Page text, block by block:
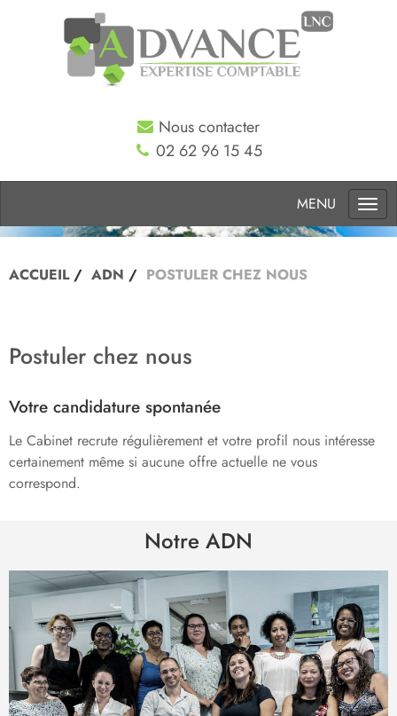
Nous contacter
02 62 96 15 45
ACCUEIL ADN POSTULER CHEZ NOUS
Postuler chez nous
Votre candidature spontanée
Le Cabinet recrute régulièrement et votre profil nous intéresse
certainement même si aucune offre actuelle ne vous
correspond.
Notre ADN